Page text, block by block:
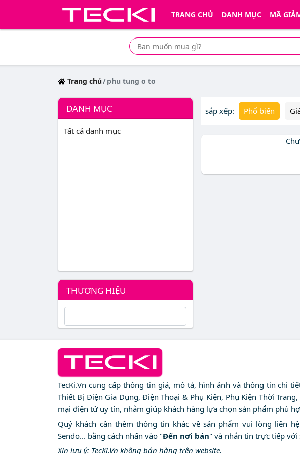
TRANG CHỦ DANH MỤC MÃ
Tìm mua sản phẩm giá rẻ nhất
Trang chủ phu tung o to
DANH MỤC
Tất cả danh mục
THƯƠNG HIỆU
sắp xếp: Phổ biến
TecKi.Vn cung cấp thông tin giá, mô tả, hình ảnh và thông tin chi
Thiết Bị Điện Gia Dụng, Điện Thoại & Phụ Kiện, Phụ Kiện Thời
mại điện tử uy tín, nhằm giúp khách hàng lựa chọn sản phẩm phù
Quý khách cần thêm thông tin khác về sản phẩm vui lòng liên
Sendo... bằng cách nhấn vào "Đến nơi bán" và nhắn tin trực tiếp với
Xin lưu ý: TecKi.Vn không bán hàng trên website.